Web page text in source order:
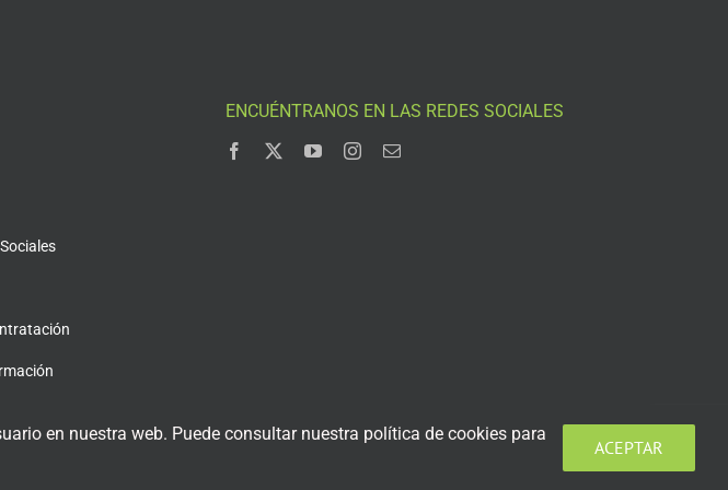
ENCUÉNTRANOS EN LAS REDES SOCIALES
en nuestra web. Puede consultar nuestra política de cookies para
ACEPTAR